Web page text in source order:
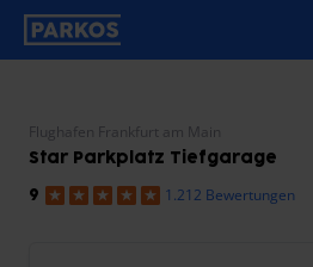
beschriftung-für-primäre-navigation
Flughafen Frankfurt am Main
Star Parkplatz Tiefgarage
9 1.212 Bewertungen